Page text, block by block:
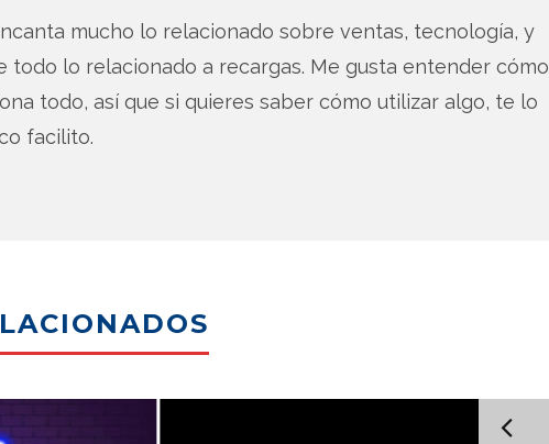
mucho lo relacionado sobre ventas, tecnología, y
todo lo relacionado a recargas. Me gusta entender cómo
todo, así que si quieres saber cómo utilizar algo, te lo
facilito.